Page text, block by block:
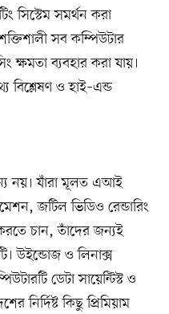
সিস্টেম সমর্থন করা
সব কম্পিউটার
ক্ষমতা ব্যবহার করা যায়।
ও হাই–এন্ড
নয়। যাঁরা মূলত এআই
জটিল ভিডিও রেন্ডারিং
চান, তাঁদের জন্যই
উইন্ডোজ ও লিনাক্স
ডেটা সায়েন্টিস্ট ও
কিছু প্রিমিয়াম